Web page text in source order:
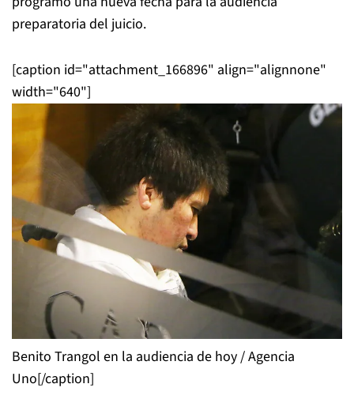
preparatoria del juicio.
[caption id="attachment_166896" align="alignnone"
width="640"]
Benito Trangol en la audiencia de hoy / Agencia
Uno[/caption]